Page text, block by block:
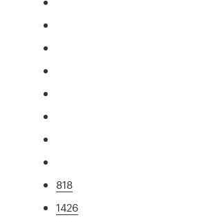
818
1426